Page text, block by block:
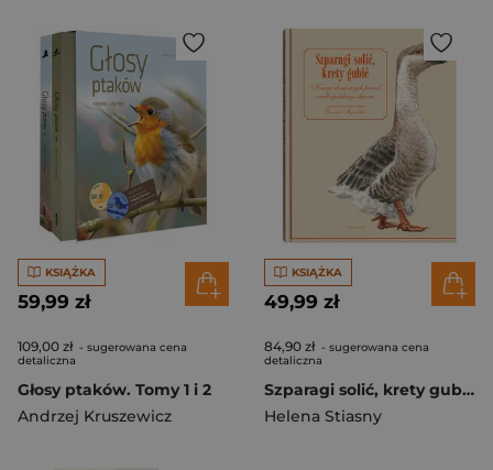
KSIĄŻKA
59,99 zł
109,00 zł - sugerowana cena
detaliczna
Głosy ptaków. Tomy 1 i 2
Andrzej Kruszewicz
KSIĄŻKA
49,99 zł
84,90 zł - sugerowana cena
detaliczna
Szparagi solić, krety gubić. Księga domowych porad wielkopolskiego dworu wyd. 2026
Helena Stiasny